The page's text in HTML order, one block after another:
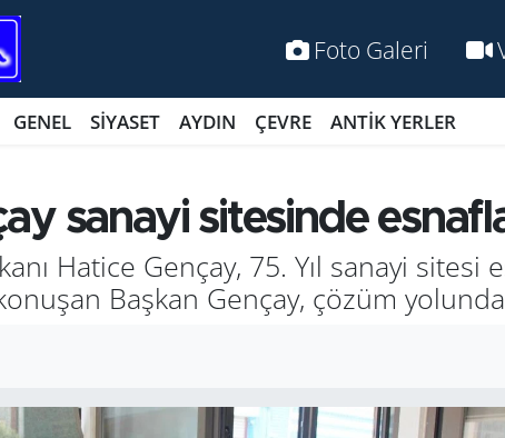
Foto Galeri
GENEL SİYASET AYDIN ÇEVRE ANTİK YERLER
sanayi sitesinde
Hatice Gençay, 75. Yıl sanayi sitesi
Başkan Gençay, çözüm